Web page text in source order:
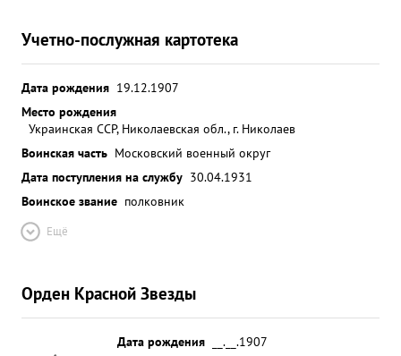
Учетно-послужная картотека
Дата рождения 19.12.1907
Место рождения
Украинская ССР, Николаевская обл., г. Николаев
Воинская часть Московский военный округ
Дата поступления на службу 30.04.1931
Воинское звание полковник
Ещё
Орден Красной Звезды
Дата рождения
__.__.1907